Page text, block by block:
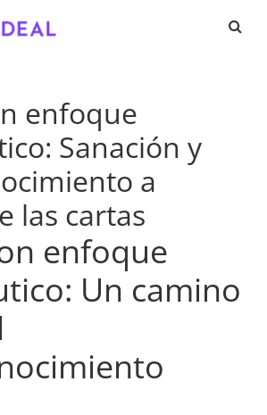
enfoque
Sanación y
a
las cartas
enfoque
Un camino